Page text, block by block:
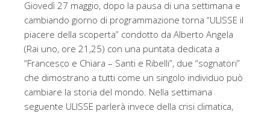
Giovedì 27 maggio, dopo la pausa di una settimana e
cambiando giorno di programmazione torna “ULISSE il
piacere della scoperta” condotto da Alberto Angela
(Rai uno, ore 21,25) con una puntata dedicata a
“Francesco e Chiara – Santi e Ribelli”, due “sognatori”
che dimostrano a tutti come un singolo individuo può
cambiare la storia del mondo. Nella settimana
seguente ULISSE parlerà invece della crisi climatica,